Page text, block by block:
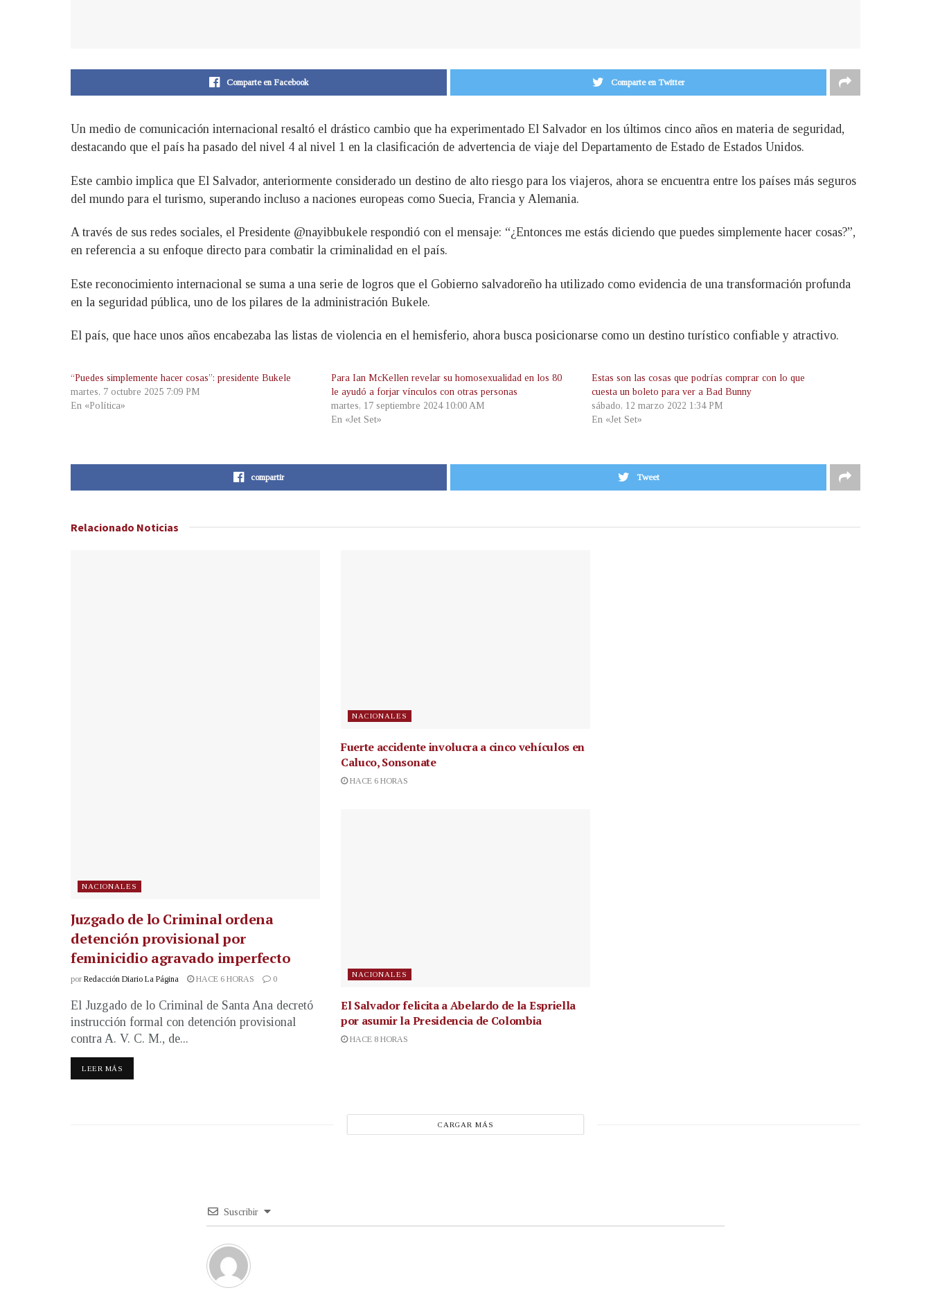
Comparte en Facebook Comparte en Twitter
Un medio de comunicación internacional resaltó el drástico cambio que ha experimentado El Salvador en los últimos cinco años en materia de seguridad,
destacando que el país ha pasado del nivel 4 al nivel 1 en la clasificación de advertencia de viaje del Departamento de Estado de Estados Unidos.
Este cambio implica que El Salvador, anteriormente considerado un destino de alto riesgo para los viajeros, ahora se encuentra entre los países más seguros
del mundo para el turismo, superando incluso a naciones europeas como Suecia, Francia y Alemania.
A través de sus redes sociales, el Presidente @nayibbukele respondió con el mensaje: “¿Entonces me estás diciendo que puedes simplemente hacer cosas?”,
en referencia a su enfoque directo para combatir la criminalidad en el país.
Este reconocimiento internacional se suma a una serie de logros que el Gobierno salvadoreño ha utilizado como evidencia de una transformación profunda
en la seguridad pública, uno de los pilares de la administración Bukele.
El país, que hace unos años encabezaba las listas de violencia en el hemisferio, ahora busca posicionarse como un destino turístico confiable y atractivo.
“Puedes simplemente hacer cosas”: presidente Bukele
martes, 7 octubre 2025 7:09 PM
En «Política»
Para Ian McKellen revelar su homosexualidad en los 80
le ayudó a forjar vínculos con otras personas
martes, 17 septiembre 2024 10:00 AM
En «Jet Set»
Estas son las cosas que podrías comprar con lo que
cuesta un boleto para ver a Bad Bunny
sábado, 12 marzo 2022 1:34 PM
En «Jet Set»
compartir Tweet
Relacionado Noticias
NACIONALES
Juzgado de lo Criminal ordena
detención provisional por
feminicidio agravado imperfecto
por Redacción Diario La Página HACE 6 HORAS 0
El Juzgado de lo Criminal de Santa Ana decretó
instrucción formal con detención provisional
contra A. V. C. M., de...
LEER MÁS
NACIONALES
Fuerte accidente involucra a cinco vehículos en
Caluco, Sonsonate
HACE 6 HORAS
NACIONALES
El Salvador felicita a Abelardo de la Espriella
por asumir la Presidencia de Colombia
HACE 8 HORAS
CARGAR MÁS
Suscribir